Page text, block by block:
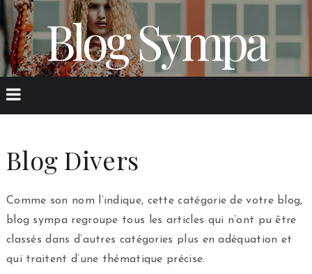
Blog Sympa
Blog Divers
Comme son nom l’indique, cette catégorie de votre blog,
blog sympa regroupe tous les articles qui n’ont pu être
classés dans d’autres catégories plus en adéquation et
qui traitent d’une thématique précise.